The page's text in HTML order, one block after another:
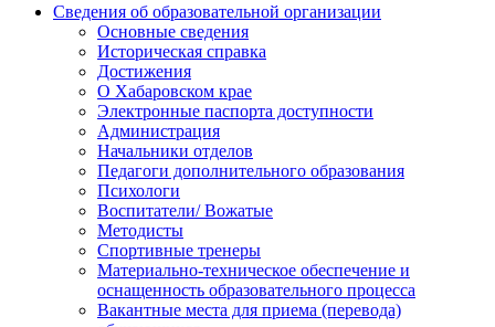
Сведения об образовательной организации
Основные сведения
Историческая справка
Достижения
О Хабаровском крае
Электронные паспорта доступности
Администрация
Начальники отделов
Педагоги дополнительного образования
Психологи
Воспитатели/ Вожатые
Методисты
Спортивные тренеры
Материально-техническое обеспечение и
оснащенность образовательного процесса
Вакантные места для приема (перевода)